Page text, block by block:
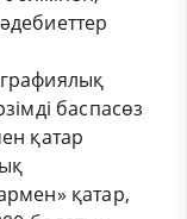
баспасөз
қатар
қатар,